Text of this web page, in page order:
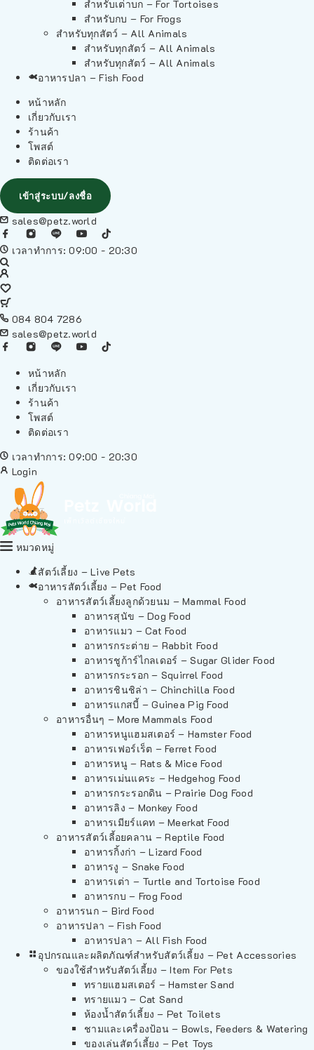
สำหรับเต่าบก – For Tortoises
สำหรับกบ – For Frogs
สำหรับทุกสัตว์ – All Animals
สำหรับทุกสัตว์ – All Animals
สำหรับทุกสัตว์ – All Animals
อาหารปลา – Fish Food
หน้าหลัก
เกี่ยวกับเรา
ร้านค้า
โพสต์
ติดต่อเรา
เข้าสู่ระบบ/ลงชื่อ
sales@petz.world
เวลาทำการ: 09:00 - 20:30
084 804 7286
sales@petz.world
หน้าหลัก
เกี่ยวกับเรา
ร้านค้า
โพสต์
ติดต่อเรา
เวลาทำการ: 09:00 - 20:30
Login
หมวดหมู่
สัตว์เลี้ยง – Live Pets
อาหารสัตว์เลี้ยง – Pet Food
อาหารสัตว์เลี้ยงลูกด้วยนม – Mammal Food
อาหารสุนัข – Dog Food
อาหารแมว – Cat Food
อาหารกระต่าย – Rabbit Food
อาหารชูก้าร์ไกลเดอร์ – Sugar Glider Food
อาหารกระรอก – Squirrel Food
อาหารชินชิล่า – Chinchilla Food
อาหารแกสบี้ – Guinea Pig Food
อาหารอื่นๆ – More Mammals Food
อาหารหนูแฮมสเตอร์ – Hamster Food
อาหารเฟอร์เร็ต – Ferret Food
อาหารหนู – Rats & Mice Food
อาหารเม่นแคระ – Hedgehog Food
อาหารกระรอกดิน – Prairie Dog Food
อาหารลิง – Monkey Food
อาหารเมียร์แคท – Meerkat Food
อาหารสัตว์เลี้อยคลาน – Reptile Food
อาหารกิ้งก่า – Lizard Food
อาหารงู – Snake Food
อาหารเต่า – Turtle and Tortoise Food
อาหารกบ – Frog Food
อาหารนก – Bird Food
อาหารปลา – Fish Food
อาหารปลา – All Fish Food
อุปกรณและผลิตภัณฑ์สำหรับสัตว์เลี้ยง – Pet Accessories
ของใช้สำหรับสัตว์เลี้ยง – Item For Pets
ทรายแฮมสเตอร์ – Hamster Sand
ทรายแมว – Cat Sand
ห้องน้ำสัตว์เลี้ยง – Pet Toilets
ชามและเครื่องป้อน – Bowls, Feeders & Watering
ของเล่นสัตว์เลี้ยง – Pet Toys